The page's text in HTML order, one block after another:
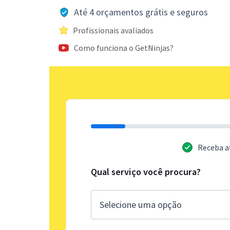
Até 4 orçamentos grátis e seguros
Profissionais avaliados
Como funciona o GetNinjas?
Receba
Qual serviço você procura?